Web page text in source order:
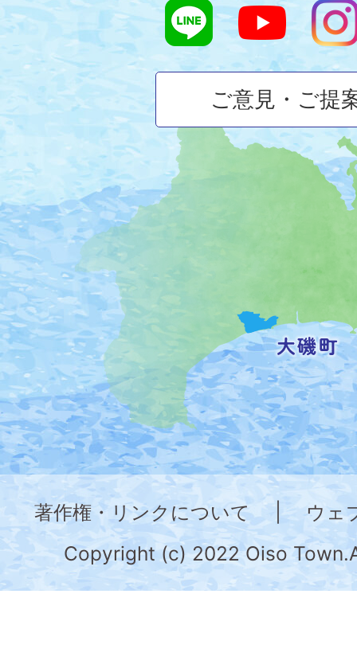
磯
町
の
位
置
を
記
し
た
地
図。
神
奈
川
県
の
ご意見・ご提
著作権・リンクについて
ウェ
Copyright (c) 2022 Oiso